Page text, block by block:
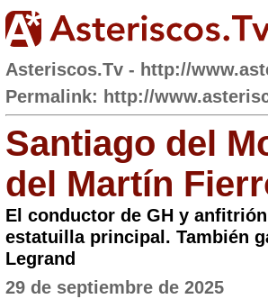
Asteriscos.Tv - http://
Permalink: http://
Santiago del
del Martín
El conductor de GH y
estatuilla principal. También
Legrand
29 de septiembre de 2025